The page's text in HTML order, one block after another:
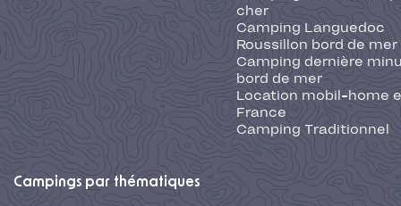
cher
Camping Languedoc
Roussillon bord de mer
Camping dernière
bord de mer
Location mobil-home
France
Camping Traditionnel
Campings par thématiques